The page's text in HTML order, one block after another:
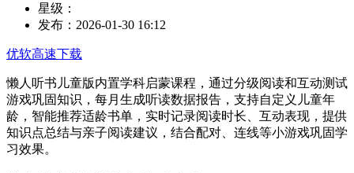
星级：
发布： 2026-01-30 16:12
优软高速下载
懒人听书儿童版内置学科启蒙课程，通过分级阅读和互动测试
游戏巩固知识，每月生成听读数据报告，支持自定义儿童年
龄，智能推荐适龄书单，实时记录阅读时长、互动表现，提供
知识点总结与亲子阅读建议，结合配对、连线等小游戏巩固学
习效果。